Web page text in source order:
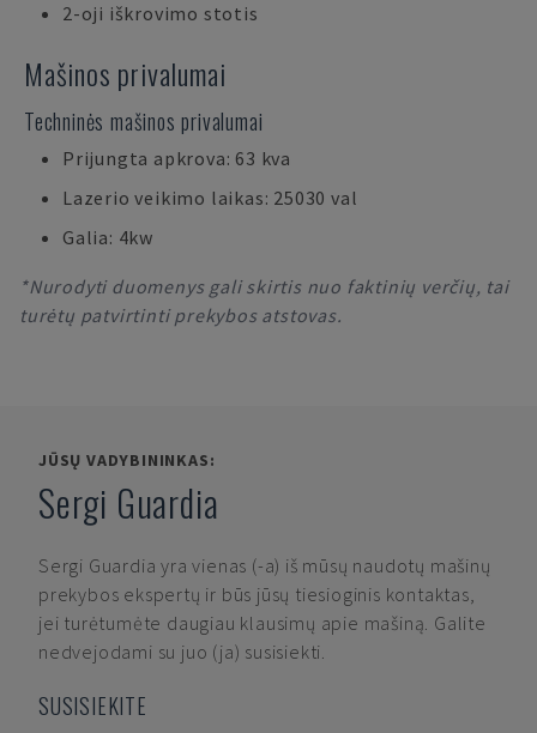
2-oji iškrovimo stotis
Mašinos privalumai
Techninės mašinos privalumai
Prijungta apkrova: 63 kva
Lazerio veikimo laikas: 25030 val
Galia: 4kw
*Nurodyti duomenys gali skirtis nuo faktinių verčių, tai
turėtų patvirtinti prekybos atstovas.
JŪSŲ VADYBININKAS:
Sergi Guardia
Sergi Guardia yra vienas (-a) iš mūsų naudotų mašinų
prekybos ekspertų ir būs jūsų tiesioginis kontaktas,
jei turėtumėte daugiau klausimų apie mašiną. Galite
nedvejodami su juo (ja) susisiekti.
SUSISIEKITE